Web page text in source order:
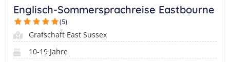
Englisch-Sommersprachreise Eastbourne
(5)
Grafschaft East Sussex
10-19 Jahre